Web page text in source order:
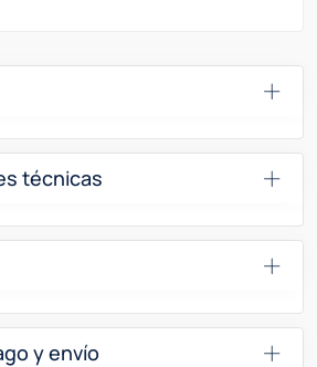
técnicas
y envío